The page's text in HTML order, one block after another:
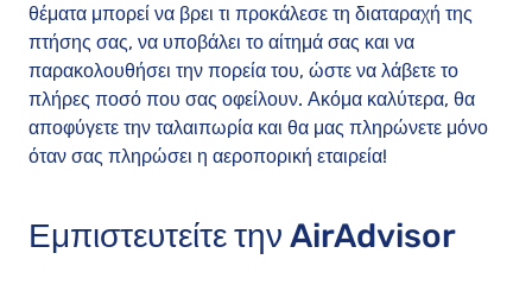
θέματα μπορεί να βρει τι προκάλεσε τη διαταραχή της
πτήσης σας, να υποβάλει το αίτημά σας και να
παρακολουθήσει την πορεία του, ώστε να λάβετε το
πλήρες ποσό που σας οφείλουν. Ακόμα καλύτερα, θα
αποφύγετε την ταλαιπωρία και θα μας πληρώνετε μόνο
όταν σας πληρώσει η αεροπορική εταιρεία!
Εμπιστευτείτε την AirAdvisor